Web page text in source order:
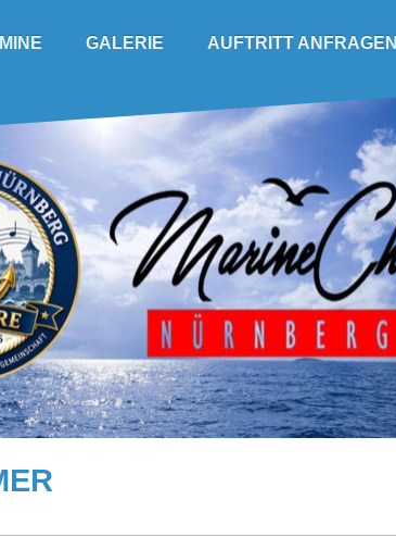
GALERIE AUFTRITT ANFRAGEN